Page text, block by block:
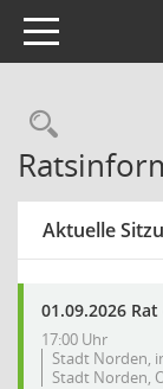
Toggle navigation
Aktuelle
01.09.2026
17:00 Uhr
Stadt Norden,
Stadt Norden,